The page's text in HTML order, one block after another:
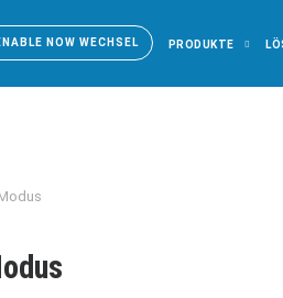
NOW WECHSEL PRODUKTE